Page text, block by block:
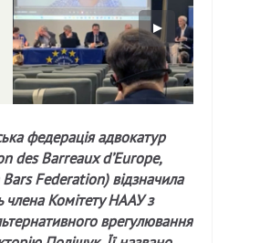
федерація адвокатур
des Barreaux d’Europe,
Federation) відзначила
члена Комітету НААУ з
врегулювання